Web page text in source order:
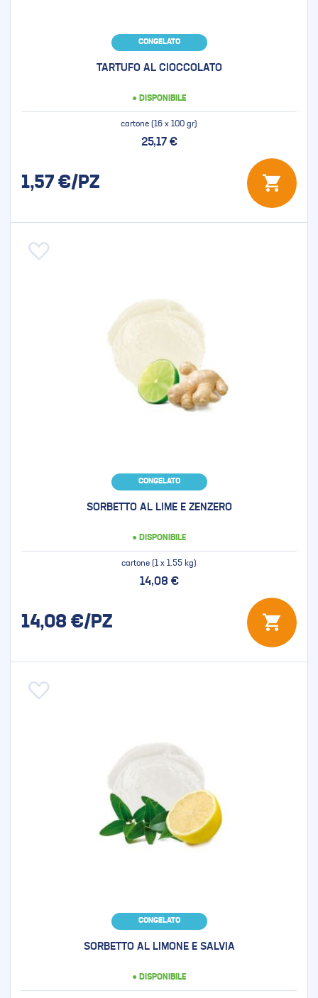
CONGELATO
TARTUFO AL CIOCCOLATO
● DISPONIBILE
cartone (16 x 100 gr)
25,17 €
1,57 €/PZ
CONGELATO
SORBETTO AL LIME E ZENZERO
● DISPONIBILE
cartone (1 x 1.55 kg)
14,08 €
14,08 €/PZ
CONGELATO
SORBETTO AL LIMONE E SALVIA
● DISPONIBILE